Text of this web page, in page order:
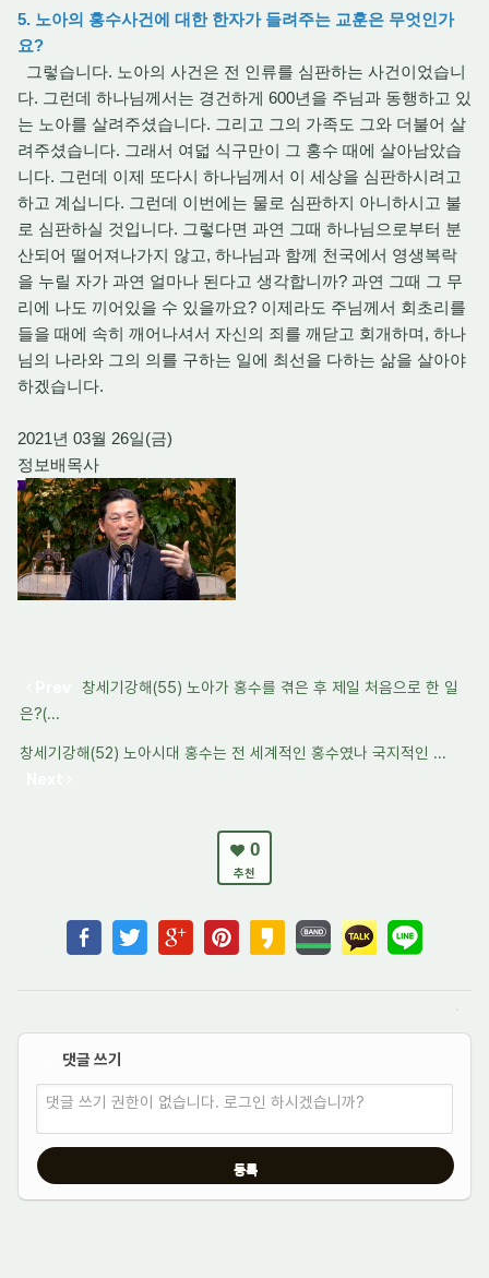
5. 노아의 홍수사건에 대한 한자가 들려주는 교훈은 무엇인가
요?
그렇습니다. 노아의 사건은 전 인류를 심판하는 사건이었습니
다. 그런데 하나님께서는 경건하게 600년을 주님과 동행하고 있
는 노아를 살려주셨습니다. 그리고 그의 가족도 그와 더불어 살
려주셨습니다. 그래서 여덟 식구만이 그 홍수 때에 살아남았습
니다. 그런데 이제 또다시 하나님께서 이 세상을 심판하시려고
하고 계십니다. 그런데 이번에는 물로 심판하지 아니하시고 불
로 심판하실 것입니다. 그렇다면 과연 그때 하나님으로부터 분
산되어 떨어져나가지 않고, 하나님과 함께 천국에서 영생복락
을 누릴 자가 과연 얼마나 된다고 생각합니까? 과연 그때 그 무
리에 나도 끼어있을 수 있을까요? 이제라도 주님께서 회초리를
들을 때에 속히 깨어나셔서 자신의 죄를 깨닫고 회개하며, 하나
님의 나라와 그의 의를 구하는 일에 최선을 다하는 삶을 살아야
하겠습니다.
2021년 03월 26일(금)
정보배목사
창세기강해(55) 노아가 홍수를 겪은 후 제일 처음으로 한 일
은?(...
창세기강해(52) 노아시대 홍수는 전 세계적인 홍수였나 국지적인 ...
0
추천
댓글 쓰기
댓글 쓰기 권한이 없습니다. 로그인 하시겠습니까?